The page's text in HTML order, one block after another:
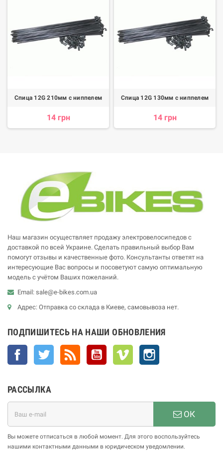
Спица 12G 210мм с ниппелем
14 грн
Спица 12G 130мм с ниппелем
14 грн
Наш магазин осуществляет продажу электровелосипедов с
доставкой по всей Украине. Сделать правильный выбор Вам
помогут отзывы и качественные фото. Консультанты ответят на
интересующие Вас вопросы и посоветуют самую оптимальную
модель с учётом Ваших пожеланий.
Email: sale@e-bikes.com.ua
Адрес: Отправка со склада в Киеве, самовывоза нет.
ПОДПИШИТЕСЬ НА НАШИ ОБНОВЛЕНИЯ
Facebook Twitter YouTube Vimeo
РАССЫЛКА
ОК
Вы можете отписаться в любой момент. Для этого воспользуйтесь
нашими контактными данными в юридическом уведомлении.